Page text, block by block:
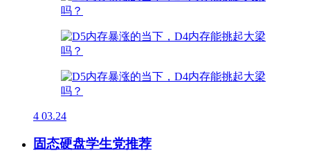
4 03.24
固态硬盘学生党推荐